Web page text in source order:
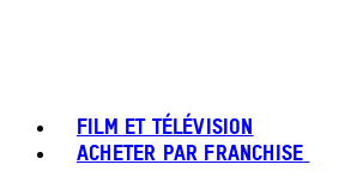
FILM ET TÉLÉVISION
ACHETER PAR FRANCHISE